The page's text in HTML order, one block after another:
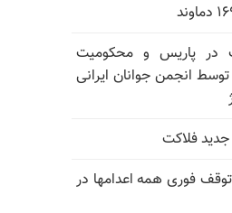
در پاریس و محکومیت
انجمن جوانان ایرانی
جدید فلاکت
فوری همه اعدامها در